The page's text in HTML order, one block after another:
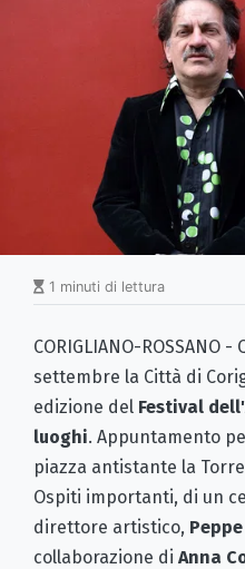
1 minuti di lettura
CORIGLIANO-ROSSANO
settembre la Città di
edizione del Festival
luoghi. Appuntamento
piazza antistante la
Ospiti importanti, di un
direttore artistico,
collaborazione di Anna